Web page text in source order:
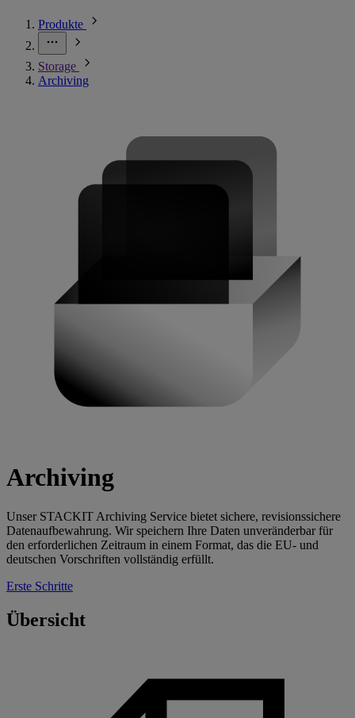
Produkte
Storage
Archiving
Archiving
Unser STACKIT Archiving Service bietet sichere, revisionssichere
Datenaufbewahrung. Wir speichern Ihre Daten unveränderbar für
den erforderlichen Zeitraum in einem Format, das die EU- und
deutschen Vorschriften vollständig erfüllt.
Erste Schritte
Übersicht